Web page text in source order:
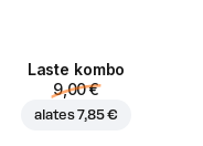
Laste kombo
9,00 €
alates7,85 €